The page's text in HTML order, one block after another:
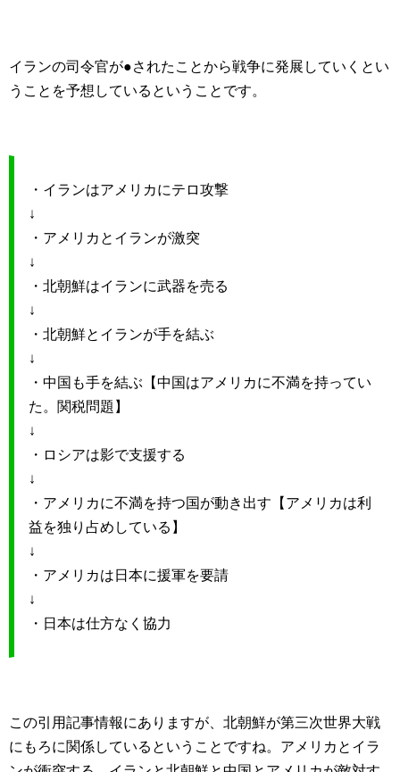
イランの司令官が●されたことから戦争に発展していくとい
うことを予想しているということです。
・イランはアメリカにテロ攻撃
↓
・アメリカとイランが激突
↓
・北朝鮮はイランに武器を売る
↓
・北朝鮮とイランが手を結ぶ
↓
・中国も手を結ぶ【中国はアメリカに不満を持ってい
た。関税問題】
↓
・ロシアは影で支援する
↓
・アメリカに不満を持つ国が動き出す【アメリカは利
益を独り占めしている】
↓
・アメリカは日本に援軍を要請
↓
・日本は仕方なく協力
この引用記事情報にありますが、北朝鮮が第三次世界大戦
にもろに関係しているということですね。アメリカとイラ